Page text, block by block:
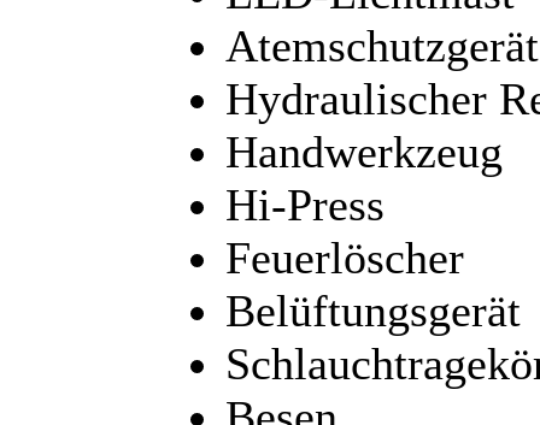
Hydraulischer
Handwerkzeug
Hi-Press
Feuerlöscher
Belüftungsgerät